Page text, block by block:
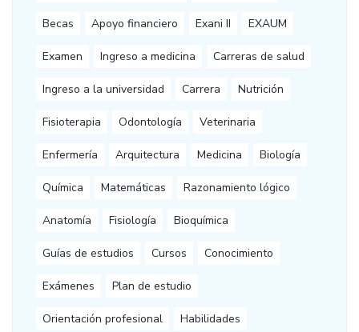
Becas Apoyo financiero Exani II EXAUM
Examen Ingreso a medicina Carreras de salud
Ingreso a la universidad Carrera Nutrición
Fisioterapia Odontología Veterinaria
Enfermería Arquitectura Medicina Biología
Química Matemáticas Razonamiento lógico
Anatomía Fisiología Bioquímica
Guías de estudios Cursos Conocimiento
Exámenes Plan de estudio
Orientación profesional Habilidades